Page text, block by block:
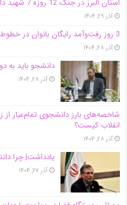
استان البرز در جنگ 12 روزه 7 شهید دانشجو تقدیم انقلاب کرد
آذر ۲۹, ۱۴۰۴
3 روز رفت‌وآمد رایگان بانوان در خطوط اتوبوسرانی شهری کرج
آذر ۲۸, ۱۴۰۴
دانشجو باید به
آذر ۲۸, ۱۴۰۴
شاخصه‌های بارز دانشجوی تمام‌عیار از
انقلاب کیست؟
آذر ۲۸, ۱۴۰۴
یادداشت| چرا
آذر ۲۷, ۱۴۰۴